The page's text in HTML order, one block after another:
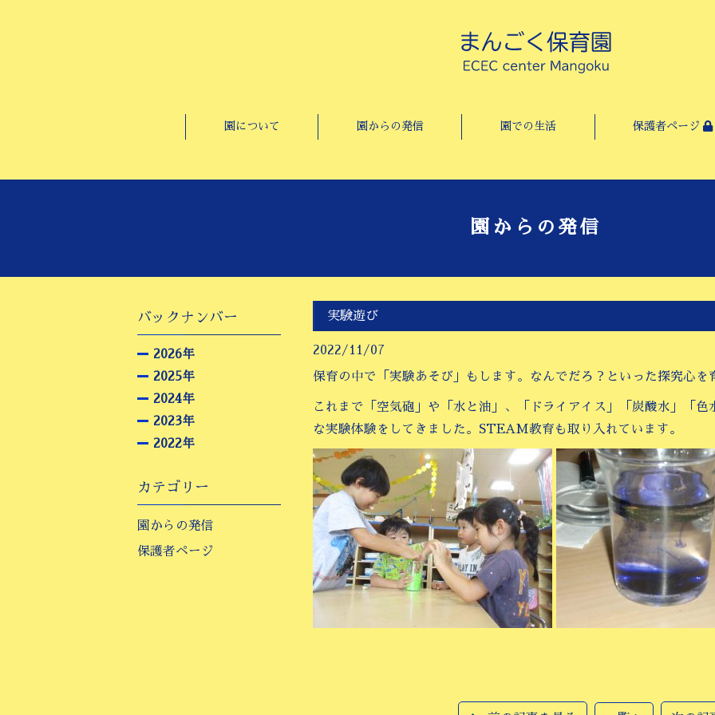
園について 園からの発信 園での生活 保護者ページ
園からの発信
実験遊び
2022/11/07
保育の中で「実験あそび」もします。なんでだろ？といった探究心を
これまで「空気砲」や「水と油」、「ドライアイス」「炭酸水」「
な実験体験をしてきました。STEAM教育も取り入れています。
バックナンバー
2026年
2025年
2024年
2023年
2022年
カテゴリー
園からの発信
保護者ページ